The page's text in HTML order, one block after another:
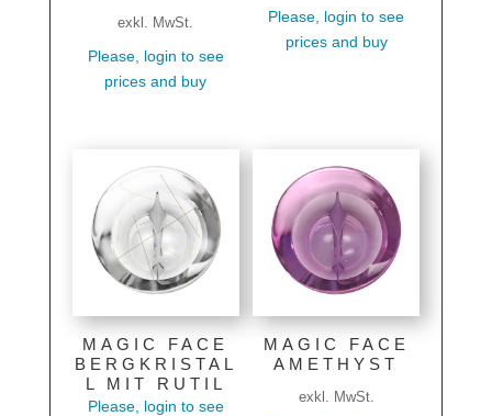
exkl. MwSt.
Please, login to see
prices and buy
Please, login to see
prices and buy
MAGIC FACE
BERGKRISTAL
L MIT RUTIL
Please, login to see
MAGIC FACE
AMETHYST
exkl. MwSt.